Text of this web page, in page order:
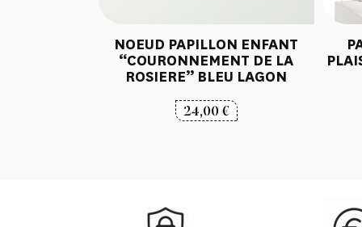
NOEUD PAPILLON ENFANT
“COURONNEMENT DE LA
ROSIERE” BLEU LAGON
24,00€